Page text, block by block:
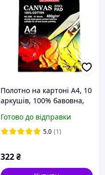
Полотно на картоні А4, 10
аркушів, 100% бавовна,
олії, акрилу
Готово до відправки
5.0 (1)
322₴